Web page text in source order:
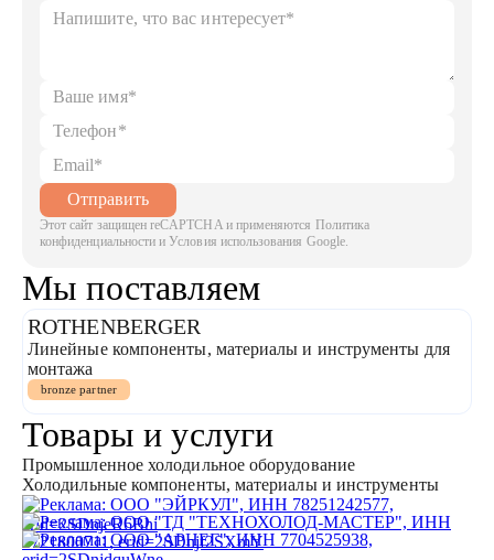
Отправить
Этот сайт защищен reCAPTCHA и применяются Политика
конфиденциальности и Условия использования Google.
Мы поставляем
ROTHENBERGER
Линейные компоненты, материалы и инструменты для
монтажа
bronze partner
Товары и услуги
Промышленное холодильное оборудование
Холодильные компоненты, материалы и инструменты